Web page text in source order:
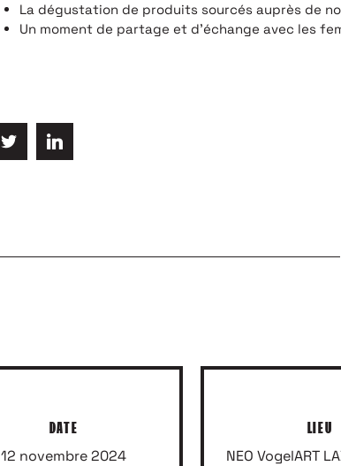
La dégustation de produits sourcés auprès de
Un moment de partage et d’échange avec les
DATE
12 novembre 2024
LIEU
NEO VogelART